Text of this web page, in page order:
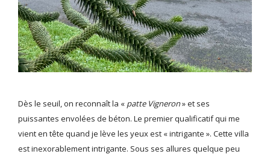
Dès le seuil, on reconnaît la « patte Vigneron» et ses
puissantes envolées de béton. Le premier qualificatif qui me
vient en tête quand je lève les yeux est « intrigante ». Cette villa
est inexorablement intrigante. Sous ses allures quelque peu